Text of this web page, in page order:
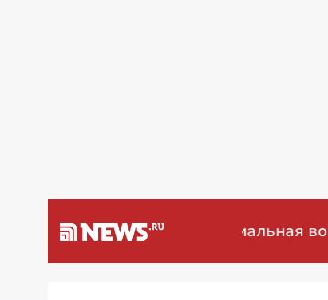
Специальная военная